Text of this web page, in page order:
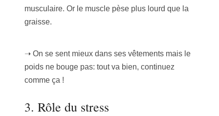
musculaire. Or le muscle pèse plus lourd que la
graisse.
➝ On se sent mieux dans ses vêtements mais le
poids ne bouge pas: tout va bien, continuez
comme ça !
3. Rôle du stress